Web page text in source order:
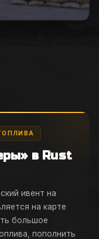
в Rust
ивент на
на карте
большое
пополнить